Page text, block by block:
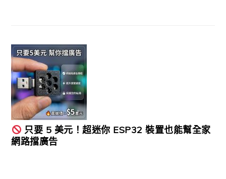
只要 5 美元！超迷你 ESP32 裝置也能幫全家
網路擋廣告